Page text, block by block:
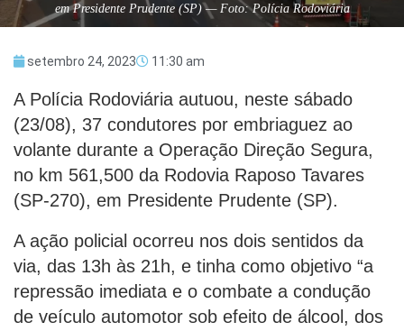
em Presidente Prudente (SP) — Foto: Polícia Rodoviária
setembro 24, 2023 11:30 am
A Polícia Rodoviária autuou, neste sábado
(23/08), 37 condutores por embriaguez ao
volante durante a Operação Direção Segura,
no km 561,500 da Rodovia Raposo Tavares
(SP-270), em Presidente Prudente (SP).
A ação policial ocorreu nos dois sentidos da
via, das 13h às 21h, e tinha como objetivo “a
repressão imediata e o combate a condução
de veículo automotor sob efeito de álcool, dos